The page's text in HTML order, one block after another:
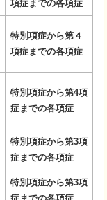
項症までの各項症
特別項症から第４
項症までの各項症
特別項症から第4項
症までの各項症
特別項症から第3項
症までの各項症
特別項症から第3項